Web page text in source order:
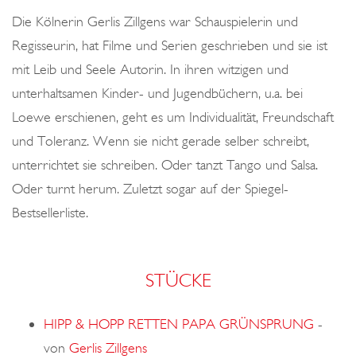
Die Kölnerin Gerlis Zillgens war Schauspielerin und
Regisseurin, hat Filme und Serien geschrieben und sie ist
mit Leib und Seele Autorin. In ihren witzigen und
unterhaltsamen Kinder- und Jugendbüchern, u.a. bei
Loewe erschienen, geht es um Individualität, Freundschaft
und Toleranz. Wenn sie nicht gerade selber schreibt,
unterrichtet sie schreiben. Oder tanzt Tango und Salsa.
Oder turnt herum. Zuletzt sogar auf der Spiegel-
Bestsellerliste.
STÜCKE
HIPP & HOPP RETTEN PAPA GRÜNSPRUNG -
von Gerlis Zillgens